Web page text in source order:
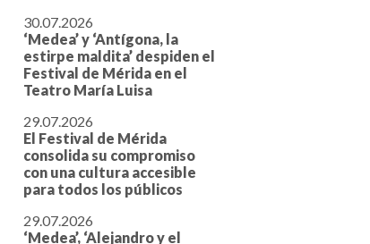
30.07.2026
‘Medea’ y ‘Antígona, la
estirpe maldita’ despiden el
Festival de Mérida en el
Teatro María Luisa
29.07.2026
El Festival de Mérida
consolida su compromiso
con una cultura accesible
para todos los públicos
29.07.2026
‘Medea’, ‘Alejandro y el